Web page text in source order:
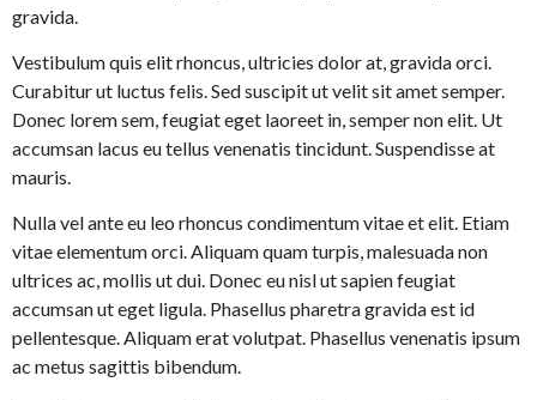
gravida.
Vestibulum quis elit rhoncus, ultricies dolor at, gravida orci.
Curabitur ut luctus felis. Sed suscipit ut velit sit amet semper.
Donec lorem sem, feugiat eget laoreet in, semper non elit. Ut
accumsan lacus eu tellus venenatis tincidunt. Suspendisse at
mauris.
Nulla vel ante eu leo rhoncus condimentum vitae et elit. Etiam
vitae elementum orci. Aliquam quam turpis, malesuada non
ultrices ac, mollis ut dui. Donec eu nisl ut sapien feugiat
accumsan ut eget ligula. Phasellus pharetra gravida est id
pellentesque. Aliquam erat volutpat. Phasellus venenatis ipsum
ac metus sagittis bibendum.